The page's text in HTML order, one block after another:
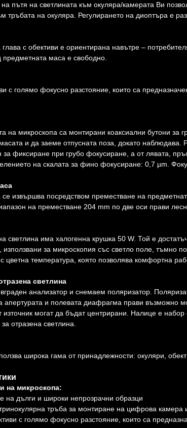
пътя на светлината към окуляра/камерата Ви
тръбата на окуляра. Регулирането на диоптъра е
с обективи е ориентирана навътре –
предметната маса е свободно.
с голямо фокусно разстояние, които са
на микроскопа са монтирани коаксиални бутони
и да заеме отпусната поза, докато
фиксиране при грубо фокусиране, а от лявата,
на скалата за фино фокусиране: 0,7 µm.
се извършва посредством преместване на
на преместване 204 mm по две оси прави
светлина има халогенна крушка 50 W. Той е
за микроскопия със светло поле, тъмно
цветна температура, която позволява комфортна
светлина
анализатор и снемаем поляризатор.
апертурата и полевата диафрагма прави възможно
могат да бъдат центрирани. Налице е
отразена светлина.
широка гама от принадлежности: окуляри,
на микроскопа:
на дълги и широки непрозрачни образци
тръба за монтиране на цифрова
с голямо фокусно разстояние, които са